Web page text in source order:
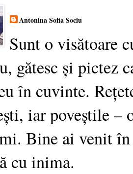
Antonina Sofia Sociu
Sunt o visătoare
gătesc și pictez
în cuvinte.
iar poveștile –
Bine ai venit
cu inima.